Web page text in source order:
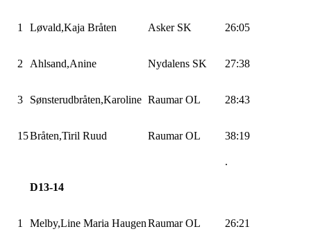
1 Løvald,Kaja Bråten Asker SK 26:05
2 Ahlsand,Anine Nydalens SK 27:38
3 Sønsterudbråten,Karoline Raumar OL 28:43
15Bråten,Tiril Ruud Raumar OL 38:19
.
D13-14
1 Melby,Line Maria HaugenRaumar OL 26:21